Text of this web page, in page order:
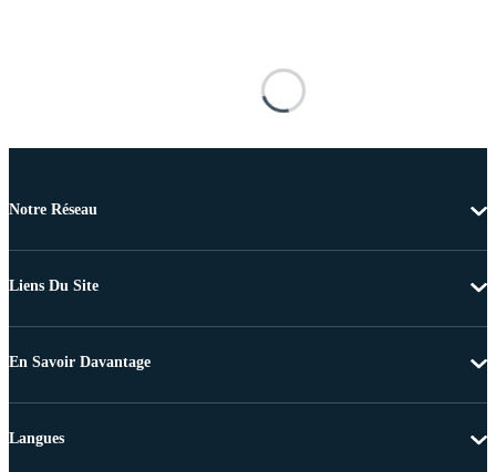
Notre Réseau
Liens Du Site
En Savoir Davantage
Langues